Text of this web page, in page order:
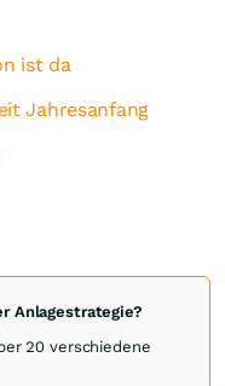
ist da
Jahresanfang
Anlagestrategie?
20 verschiedene